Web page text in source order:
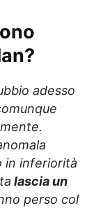
adesso
in inferiorità
lascia un
perso col